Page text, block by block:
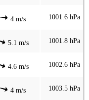
4 m/s 1001.6 hPa
5.1 m/s 1001.8 hPa
4.6 m/s 1002.6 hPa
4 m/s 1003.5 hPa